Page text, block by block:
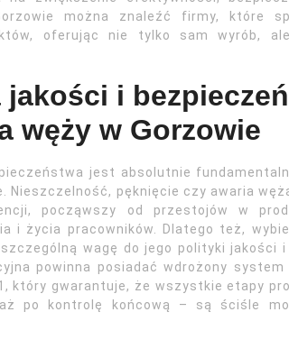
można znaleźć firmy, które
oferując nie tylko sam wyrób,
jakości i
węży w Gorzowie
jest absolutnie
Nieszczelność, pęknięcie czy awaria
począwszy od przestojów w
i życia pracowników. Dlatego też,
wagę do jego polityki jakości
powinna posiadać wdrożony
który gwarantuje, że wszystkie etapy
po kontrolę końcową – są ściśle